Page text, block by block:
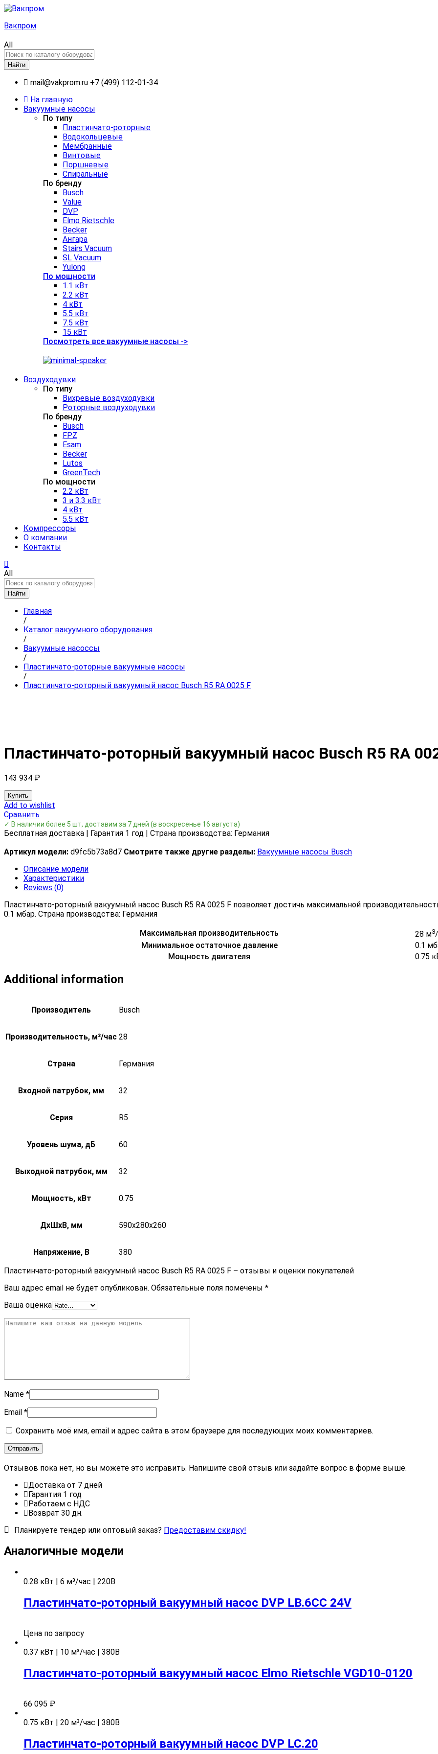
Вакпром
All
Найти
mail@vakprom.ru +7 (499) 112-01-34
На главную
Вакуумные насосы
По типу
Пластинчато-роторные
Водокольцевые
Мембранные
Винтовые
Поршневые
Спиральные
По бренду
Busch
Value
DVP
Elmo Rietschle
Becker
Ангара
Stairs Vacuum
SL Vacuum
Yulong
По мощности
1.1 кВт
2.2 кВт
4 кВт
5.5 кВт
7.5 кВт
15 кВт
Посмотреть все вакуумные насосы ->
Воздуходувки
По типу
Вихревые воздуходувки
Роторные воздуходувки
По бренду
Busch
FPZ
Esam
Becker
Lutos
GreenTech
По мощности
2.2 кВт
3 и 3.3 кВт
4 кВт
5.5 кВт
Компрессоры
О компании
Контакты
All
Найти
Главная
/
Каталог вакуумного оборудования
/
Вакуумные насоссы
/
Пластинчато-роторные вакуумные насосы
/
Пластинчато-роторный вакуумный насос Busch R5 RA 0025 F
Пластинчато-роторный вакуумный насос Busch R5 RA
143 934 ₽
Купить
Add to wishlist
Сравнить
✓ В наличии более 5 шт, доставим за 7 дней (в воскресенье 16 августа)
Бесплатная доставка | Гарантия 1 год | Страна производства: Германия
Артикул модели: d9fc5b73a8d7 Смотрите также другие разделы: Вакуумные насосы Busch
Описание модели
Характеристики
Reviews (0)
Пластинчато-роторный вакуумный насос Busch R5 RA 0025 F позволяет достичь максимальной
0.1 мбар. Страна производства: Германия
Максимальная производительность 28 м3
Минимальное остаточное давление
0.1
Мощность двигателя
0.75
Additional information
Производитель Busch
Производительность, м³/час 28
Страна Германия
Входной патрубок, мм 32
Серия R5
Уровень шума, дБ 60
Выходной патрубок, мм 32
Мощность, кВт 0.75
ДxШxВ, мм 590x280x260
Напряжение, В
380
Пластинчато-роторный вакуумный насос Busch R5 RA 0025 F – отзывы и оценки покупателей
Ваш адрес email не будет опубликован. Обязательные поля помечены *
Ваша оценка
Name *
Email *
Сохранить моё имя, email и адрес сайта в этом браузере для последующих моих комментариев.
Отзывов пока нет, но вы можете это исправить. Напишите свой отзыв или задайте вопрос в форме выше.
Доставка от 7 дней
Гарантия 1 год
Работаем с НДС
Возврат 30 дн.
Планируете тендер или оптовый заказ? Предоставим скидку!
Аналогичные модели
0.28 кВт | 6 м³/час | 220В
Пластинчато-роторный вакуумный насос DVP LB.6CC 24V
Цена по запросу
0.37 кВт | 10 м³/час | 380В
Пластинчато-роторный вакуумный насос Elmo Rietschle VGD10-0120
66 095 ₽
0.75 кВт | 20 м³/час | 380В
Пластинчато-роторный вакуумный насос DVP LC.20